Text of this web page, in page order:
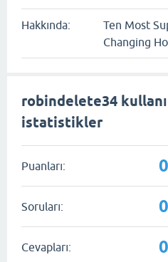
Hakkında:
Ten Most
Changing
robindelete34
istatistikler
Puanları: 0
Soruları: 0
Cevapları: 0